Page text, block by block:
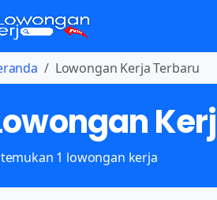
Lowongan Kerja Terbaru
1 lowongan kerja